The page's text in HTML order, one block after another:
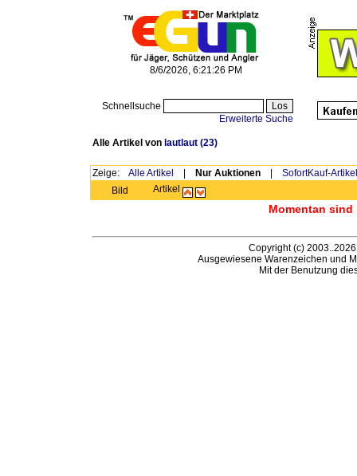
8/6/2026, 6:21:26 PM
Schnellsuche
Erweiterte Suche
Alle Artikel von lautlaut (23)
Zeige: Alle Artikel Nur Auktionen| SofortKauf-Artikel
Bild
Artikel
Momentan
Copyright (c)
Ausgewiesene Warenzeichen und
Mit der Benutzung